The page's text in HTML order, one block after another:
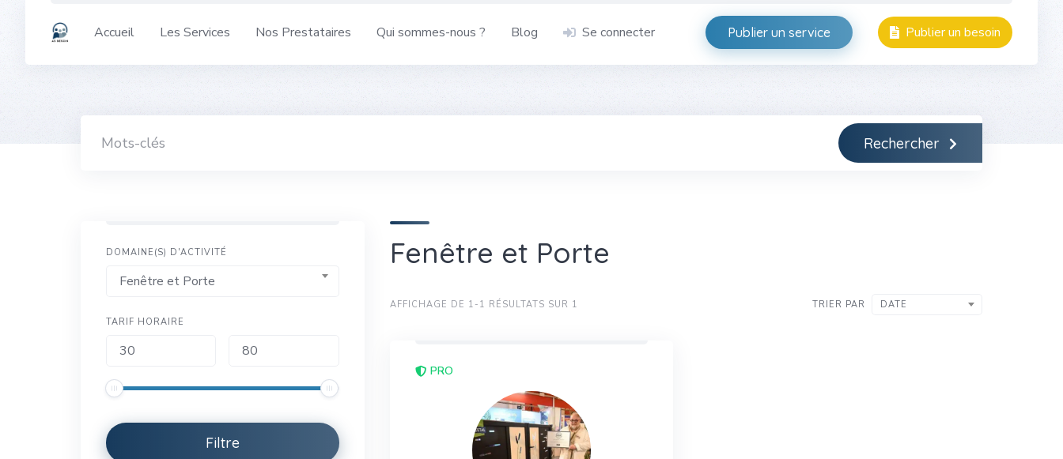
Accueil Les Services Nos Prestataires Qui sommes-nous ? Blog Se connecter Publier un service Publier un besoin
Rechercher
DOMAINE(S) D'ACTIVITÉ
Fenêtre et Porte
TARIF HORAIRE
Filtre
Fenêtre et Porte
AFFICHAGE DE 1-1 RÉSULTATS SUR 1 TRIER PAR DATE
PRO